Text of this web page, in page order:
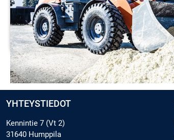
Kaatokuorma:7573/6706 kg
TUTUSTU
YHTEYSTIEDOT
Kennintie 7 (Vt 2)
31640 Humppila